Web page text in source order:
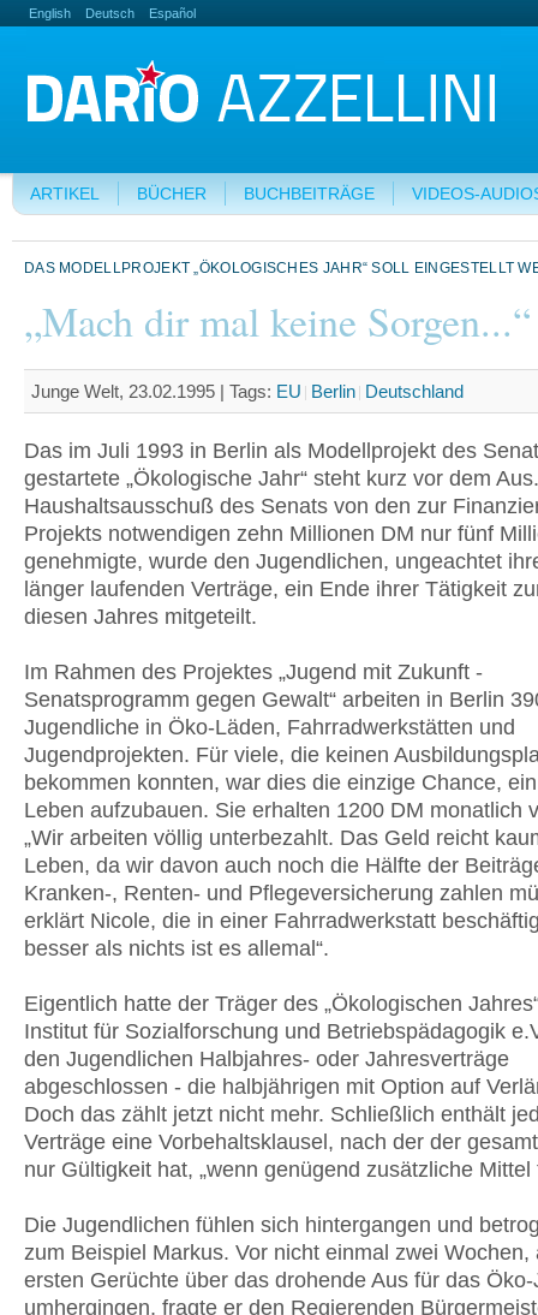
English Deutsch Español
ARTIKEL BÜCHER BUCHBEITRÄGE VIDEOS-
DAS MODELLPROJEKT „ÖKOLOGISCHES JAHR“ SOLL EINGESTELLT
„Mach dir mal keine Sorgen...“
Junge Welt, 23.02.1995 | Tags: EU Berlin Deutschland
Das im Juli 1993 in Berlin als Modellprojekt des
gestartete „Ökologische Jahr“ steht kurz vor dem
Haushaltsausschuß des Senats von den zur
Projekts notwendigen zehn Millionen DM nur fünf
genehmigte, wurde den Jugendlichen, ungeachtet
länger laufenden Verträge, ein Ende ihrer Tätigkeit
diesen Jahres mitgeteilt.
Im Rahmen des Projektes „Jugend mit Zukunft -
Senatsprogramm gegen Gewalt“ arbeiten in Berlin
Jugendliche in Öko-Läden, Fahrradwerkstätten und
Jugendprojekten. Für viele, die keinen
bekommen konnten, war dies die einzige Chance,
Leben aufzubauen. Sie erhalten 1200 DM monatlich
„Wir arbeiten völlig unterbezahlt. Das Geld reicht
Leben, da wir davon auch noch die Hälfte der
Kranken-, Renten- und Pflegeversicherung zahlen
erklärt Nicole, die in einer Fahrradwerkstatt
besser als nichts ist es allemal“.
Eigentlich hatte der Träger des „Ökologischen
Institut für Sozialforschung und Betriebspädagogik
den Jugendlichen Halbjahres- oder Jahresverträge
abgeschlossen - die halbjährigen mit Option auf
Doch das zählt jetzt nicht mehr. Schließlich enthält
Verträge eine Vorbehaltsklausel, nach der der
nur Gültigkeit hat, „wenn genügend zusätzliche Mittel
Die Jugendlichen fühlen sich hintergangen und
zum Beispiel Markus. Vor nicht einmal zwei Wochen,
ersten Gerüchte über das drohende Aus für das Öko-
umhergingen, fragte er den Regierenden